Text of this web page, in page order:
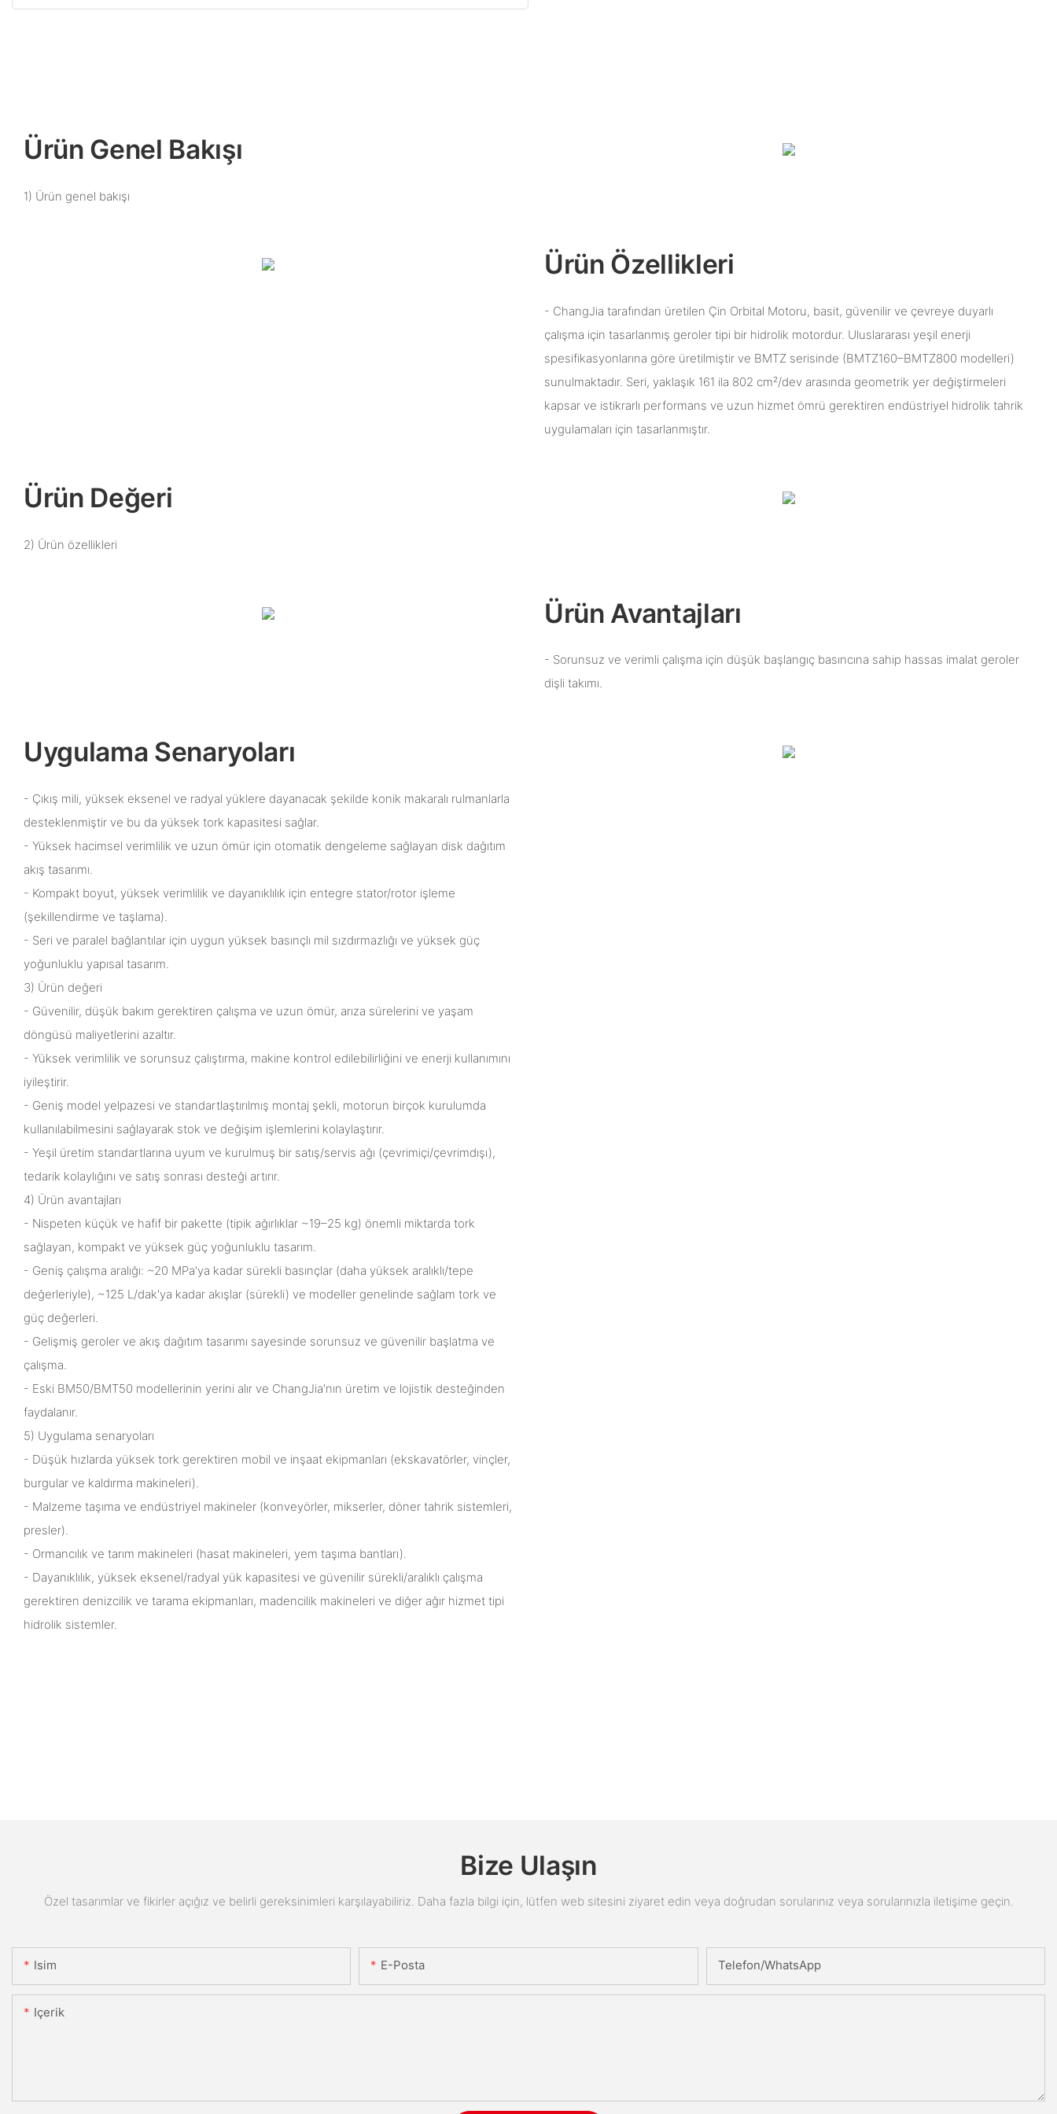
Ürün Genel Bakışı
1) Ürün genel bakışı
Ürün Özellikleri
- ChangJia tarafından üretilen Çin Orbital Motoru, basit, güvenilir ve çevreye duyarlı
çalışma için tasarlanmış geroler tipi bir hidrolik motordur. Uluslararası yeşil enerji
spesifikasyonlarına göre üretilmiştir ve BMTZ serisinde (BMTZ160–BMTZ800 modelleri)
sunulmaktadır. Seri, yaklaşık 161 ila 802 cm²/dev arasında geometrik yer değiştirmeleri
kapsar ve istikrarlı performans ve uzun hizmet ömrü gerektiren endüstriyel hidrolik tahrik
uygulamaları için tasarlanmıştır.
Ürün Değeri
2) Ürün özellikleri
Ürün Avantajları
- Sorunsuz ve verimli çalışma için düşük başlangıç ​​basıncına sahip hassas imalat geroler
dişli takımı.
Uygulama Senaryoları
- Çıkış mili, yüksek eksenel ve radyal yüklere dayanacak şekilde konik makaralı rulmanlarla
desteklenmiştir ve bu da yüksek tork kapasitesi sağlar.
- Yüksek hacimsel verimlilik ve uzun ömür için otomatik dengeleme sağlayan disk dağıtım
akış tasarımı.
- Kompakt boyut, yüksek verimlilik ve dayanıklılık için entegre stator/rotor işleme
(şekillendirme ve taşlama).
- Seri ve paralel bağlantılar için uygun yüksek basınçlı mil sızdırmazlığı ve yüksek güç
yoğunluklu yapısal tasarım.
3) Ürün değeri
- Güvenilir, düşük bakım gerektiren çalışma ve uzun ömür, arıza sürelerini ve yaşam
döngüsü maliyetlerini azaltır.
- Yüksek verimlilik ve sorunsuz çalıştırma, makine kontrol edilebilirliğini ve enerji kullanımını
iyileştirir.
- Geniş model yelpazesi ve standartlaştırılmış montaj şekli, motorun birçok kurulumda
kullanılabilmesini sağlayarak stok ve değişim işlemlerini kolaylaştırır.
- Yeşil üretim standartlarına uyum ve kurulmuş bir satış/servis ağı (çevrimiçi/çevrimdışı),
tedarik kolaylığını ve satış sonrası desteği artırır.
4) Ürün avantajları
- Nispeten küçük ve hafif bir pakette (tipik ağırlıklar ~19–25 kg) önemli miktarda tork
sağlayan, kompakt ve yüksek güç yoğunluklu tasarım.
- Geniş çalışma aralığı: ~20 MPa'ya kadar sürekli basınçlar (daha yüksek aralıklı/tepe
değerleriyle), ~125 L/dak'ya kadar akışlar (sürekli) ve modeller genelinde sağlam tork ve
güç değerleri.
- Gelişmiş geroler ve akış dağıtım tasarımı sayesinde sorunsuz ve güvenilir başlatma ve
çalışma.
- Eski BM50/BMT50 modellerinin yerini alır ve ChangJia'nın üretim ve lojistik desteğinden
faydalanır.
5) Uygulama senaryoları
- Düşük hızlarda yüksek tork gerektiren mobil ve inşaat ekipmanları (ekskavatörler, vinçler,
burgular ve kaldırma makineleri).
- Malzeme taşıma ve endüstriyel makineler (konveyörler, mikserler, döner tahrik sistemleri,
presler).
- Ormancılık ve tarım makineleri (hasat makineleri, yem taşıma bantları).
- Dayanıklılık, yüksek eksenel/radyal yük kapasitesi ve güvenilir sürekli/aralıklı çalışma
gerektiren denizcilik ve tarama ekipmanları, madencilik makineleri ve diğer ağır hizmet tipi
hidrolik sistemler.
Bize Ulaşın
Özel tasarımlar ve fikirler açığız ve belirli gereksinimleri karşılayabiliriz. Daha fazla bilgi için, lütfen web sitesini ziyaret edin veya doğrudan sorularınız veya sorularınızla iletişime geçin.
Isim E-Posta Telefon/WhatsApp
Içerik